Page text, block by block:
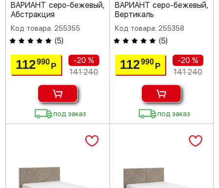
ВАРИАНТ серо-бежевый,
Абстракция
Код товара: 255355
(5)
112990Р
-20 %
141 240
под заказ
ВАРИАНТ серо-бежевый,
Вертикаль
Код товара: 255358
(5)
112990 Р
-20 %
141 240
под заказ